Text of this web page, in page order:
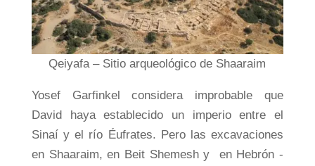
Qeiyafa – Sitio arqueológico de Shaaraim
Yosef Garfinkel considera improbable que
David haya establecido un imperio entre el
Sinaí y el río Éufrates. Pero las excavaciones
en Shaaraim, en Beit Shemesh y en Hebrón -